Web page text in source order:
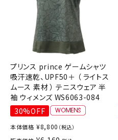
プリンス prince ゲームシャツ
吸汗速乾、UPF50＋ （ ライトス
ムース 素材 ） テニスウェア 半
袖 ウィメンズ WS6063-084
30%OFF
本体価格 ¥8,800 （税込）